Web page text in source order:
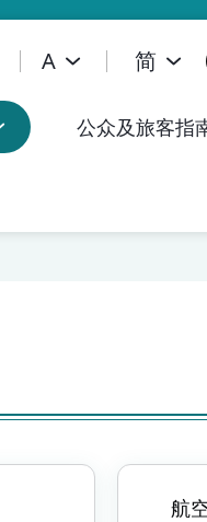
A 简
公众及旅客指
航